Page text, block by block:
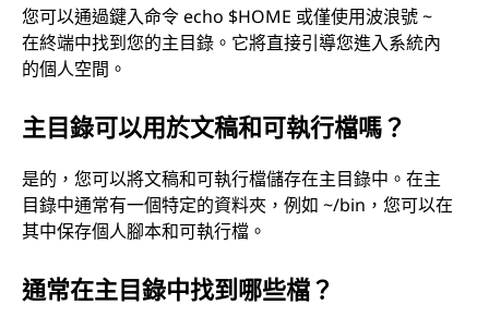
您可以通過鍵入命令 echo $HOME 或僅使用波浪號 ~
在終端中找到您的主目錄。它將直接引導您進入系統內
的個人空間。
主目錄可以用於文稿和可執行檔嗎？
是的，您可以將文稿和可執行檔儲存在主目錄中。在主
目錄中通常有一個特定的資料夾，例如 ~/bin，您可以在
其中保存個人腳本和可執行檔。
通常在主目錄中找到哪些檔？